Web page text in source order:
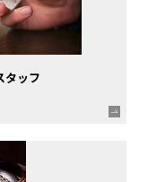
タッフ